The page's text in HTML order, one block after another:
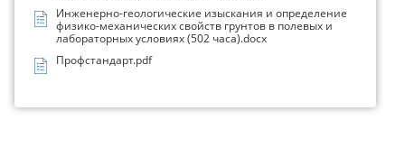
Инженерно-геологические изыскания и определение
физико-механических свойств грунтов в полевых и
лабораторных условиях (502 часа).docx
Профстандарт.pdf